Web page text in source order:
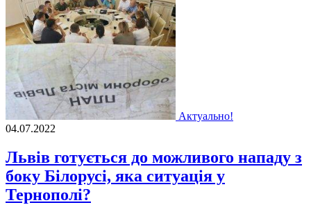
Актуально!
04.07.2022
Львів готується до можливого нападу з
боку Білорусі, яка ситуація у
Тернополі?